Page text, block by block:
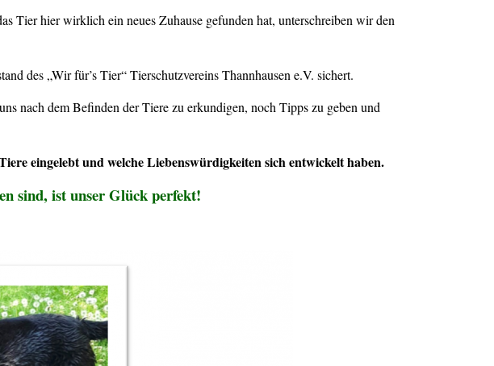
Tier hier wirklich ein neues Zuhause gefunden hat, unterschreiben wir den
des „Wir für’s Tier“ Tierschutzvereins Thannhausen e.V. sichert.
nach dem Befinden der Tiere zu erkundigen, noch Tipps zu geben und
eingelebt und welche Liebenswürdigkeiten sich entwickelt haben.
sind, ist unser Glück perfekt!